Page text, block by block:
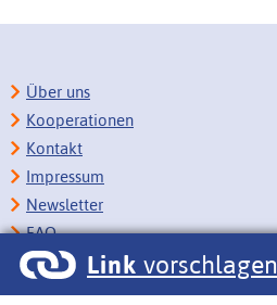
Link vorschlagen
Über uns
Kooperationen
Kontakt
Impressum
Newsletter
FAQ
Copyright